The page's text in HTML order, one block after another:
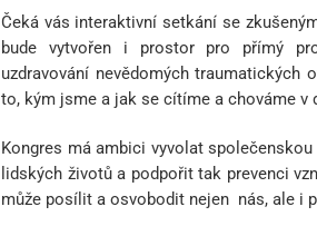
Čeká vás interaktivní setkání se
bude vytvořen i prostor pro přímý
uzdravování nevědomých
to, kým jsme a jak se cítíme a chováme v
Kongres má ambici vyvolat
lidských životů a podpořit tak prevenci
může posílit a osvobodit nejen nás, ale i